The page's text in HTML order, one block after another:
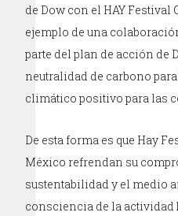
de Dow con el HAY Festival
ejemplo de una
parte del plan de acción de
neutralidad de carbono
climático positivo para las
De esta forma es que Hay
México refrendan su
sustentabilidad y el medio
consciencia de la actividad